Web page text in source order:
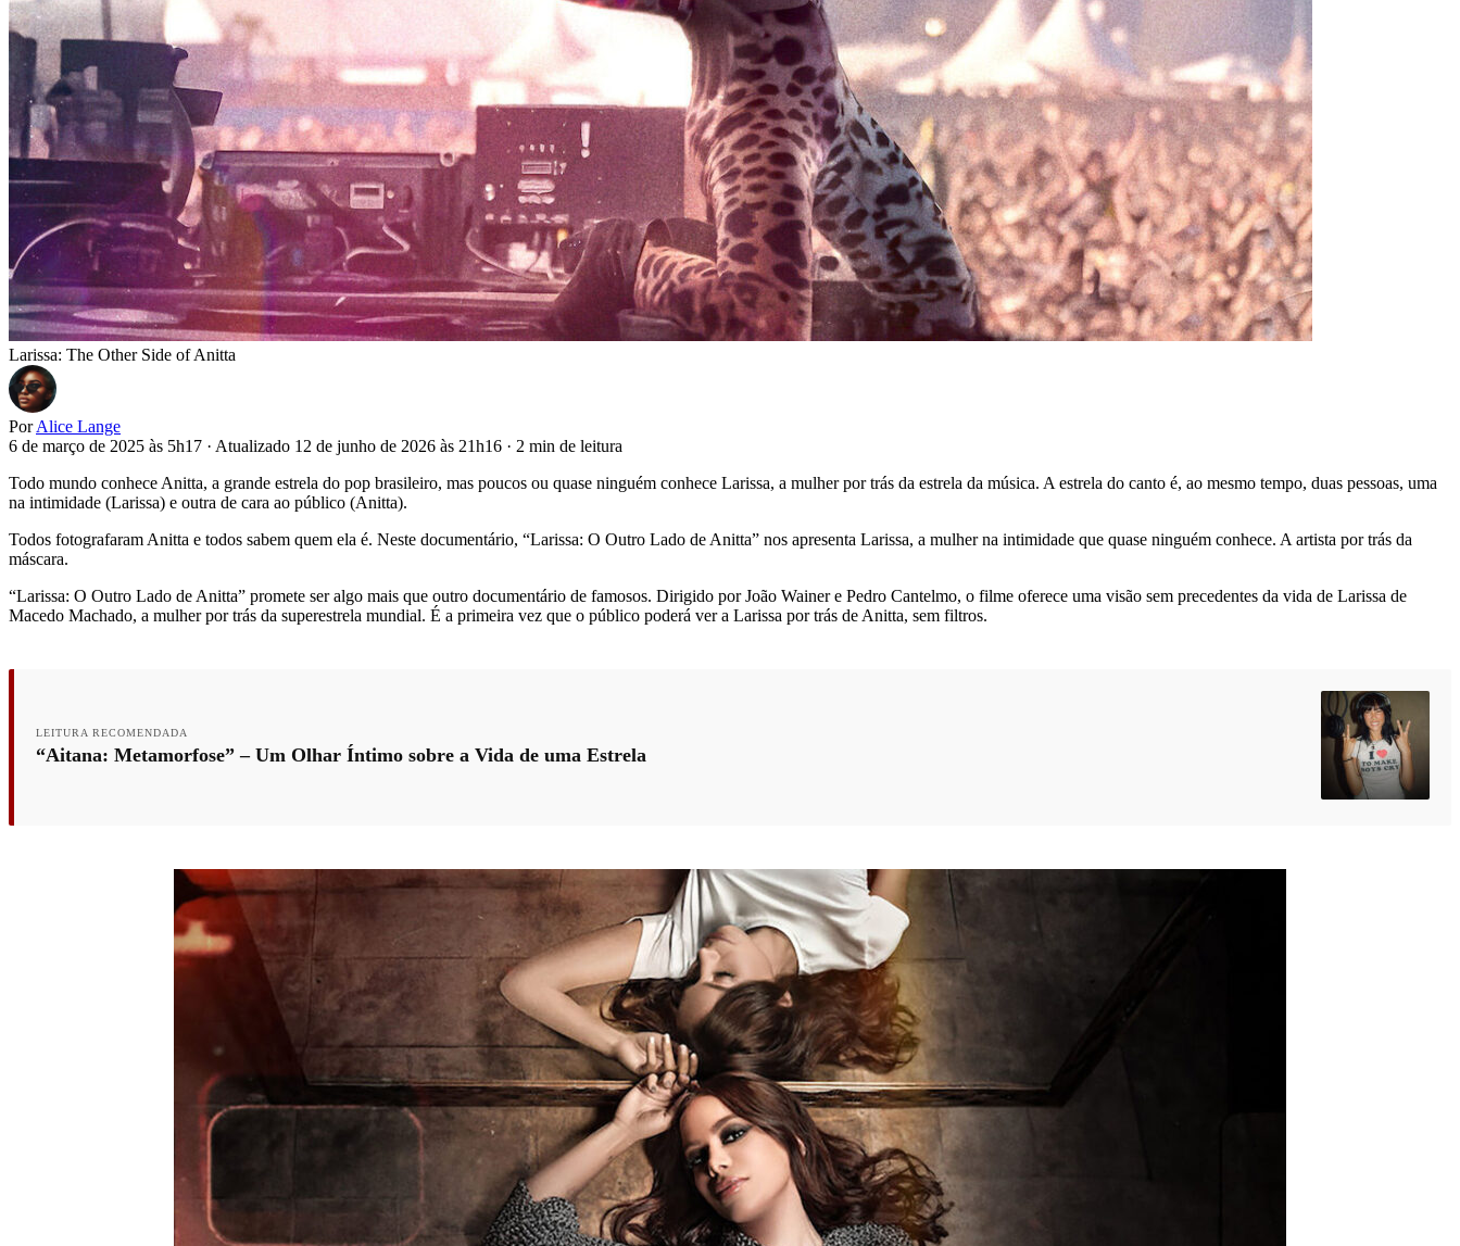
Larissa: The Other Side of Anitta
Por Alice Lange
6 de março de 2025 às 5h17 · Atualizado 12 de junho de 2026 às 21h16 · 2 min de leitura
Todo mundo conhece Anitta, a grande estrela do pop brasileiro, mas poucos ou quase ninguém conhece Larissa, a mulher por trás da estrela da música. A estrela do canto é, ao mesmo tempo, duas pessoas, uma
na intimidade (Larissa) e outra de cara ao público (Anitta).
Todos fotografaram Anitta e todos sabem quem ela é. Neste documentário, “Larissa: O Outro Lado de Anitta” nos apresenta Larissa, a mulher na intimidade que quase ninguém conhece. A artista por trás da
máscara.
“Larissa: O Outro Lado de Anitta” promete ser algo mais que outro documentário de famosos. Dirigido por João Wainer e Pedro Cantelmo, o filme oferece uma visão sem precedentes da vida de Larissa de
Macedo Machado, a mulher por trás da superestrela mundial. É a primeira vez que o público poderá ver a Larissa por trás de Anitta, sem filtros.
LEITURA RECOMENDADA
“Aitana: Metamorfose” – Um Olhar Íntimo sobre a Vida de uma Estrela